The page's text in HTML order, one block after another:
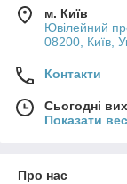
ZTE Nubia NEO 3
м. Київ
Ювілейний
08200, Київ,
Контакти
Сьогодні
Показати
Про нас